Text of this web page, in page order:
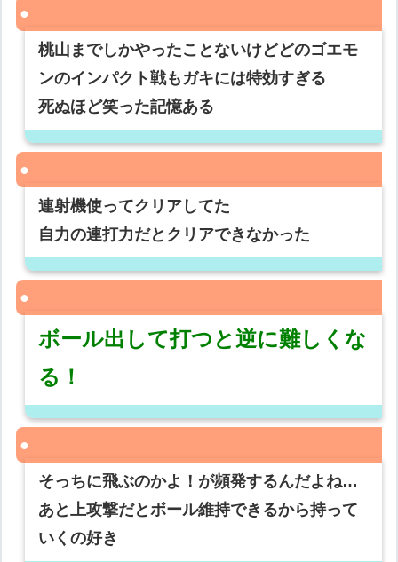
桃山までしかやったことないけどどのゴエモ
ンのインパクト戦もガキには特効すぎる
死ぬほど笑った記憶ある
連射機使ってクリアしてた
自力の連打力だとクリアできなかった
ボール出して打つと逆に難しくな
る！
そっちに飛ぶのかよ！が頻発するんだよね…
あと上攻撃だとボール維持できるから持って
いくの好き